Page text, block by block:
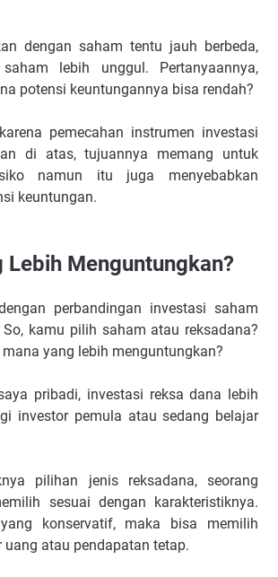
dengan saham tentu jauh berbeda,
lebih unggul. Pertanyaannya,
potensi keuntungannya bisa rendah?
pemecahan instrumen investasi
di atas, tujuannya memang untuk
namun itu juga menyebabkan
keuntungan.
Lebih Menguntungkan?
perbandingan investasi saham
kamu pilih saham atau reksadana?
yang lebih menguntungkan?
pribadi, investasi reksa dana lebih
investor pemula atau sedang belajar
pilihan jenis reksadana, seorang
sesuai dengan karakteristiknya.
konservatif, maka bisa memilih
uang atau pendapatan tetap.